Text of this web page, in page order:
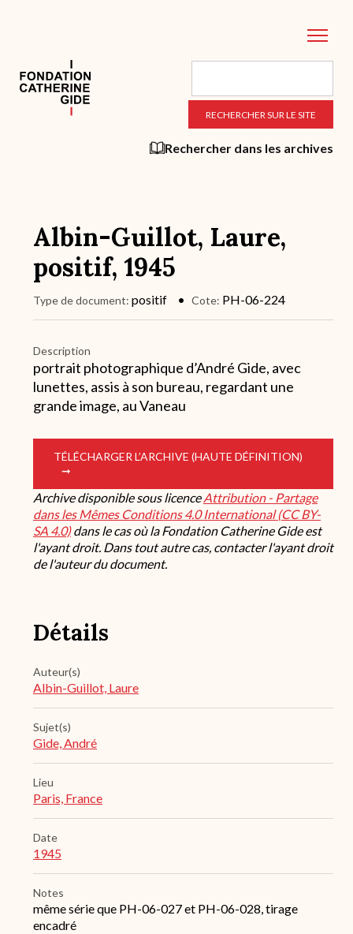
principal
Rechercher dans les archives
Albin-Guillot, Laure,
positif, 1945
Type de document positif Cote PH-06-224
Description
portrait photographique d’André Gide, avec
lunettes, assis à son bureau, regardant une
grande image, au Vaneau
TÉLÉCHARGER L’ARCHIVE (HAUTE DÉFINITION)
Archive disponible sous licenceAttribution - Partage
dans les Mêmes Conditions 4.0 International (CC BY-
SA 4.0)dans le cas où la Fondation Catherine Gide est
l'ayant droit. Dans tout autre cas, contacter l'ayant droit
de l'auteur du document.
Détails
Auteur(s)
Albin-Guillot, Laure
Sujet(s)
Gide, André
Lieu
Paris, France
Date
1945
Notes
même série que PH-06-027 et PH-06-028, tirage
encadré